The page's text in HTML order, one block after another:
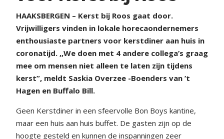
HAAKSBERGEN – Kerst bij Roos gaat door.
Vrijwilligers vinden in lokale horecaondernemers
enthousiaste partners voor kerstdiner aan huis in
coronatijd. ,,We doen met 4 andere collega’s graag
mee om mensen niet alleen te laten zijn tijdens
kerst”, meldt Saskia Overzee -Boenders van ’t
Hagen en Buffalo Bill.
Geen Kerstdiner in een sfeervolle Bon Boys kantine,
maar een huis aan huis buffet. De gasten zijn op de
hoogte gesteld en kunnen de inspanningen zeer